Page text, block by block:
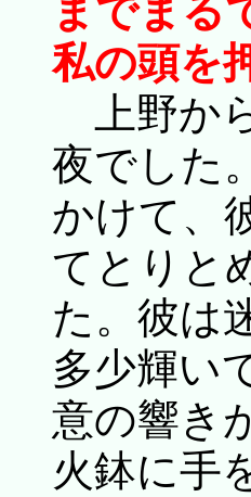
までまる
私の頭を
上野か
夜でした
かけて、
てとりと
た。彼は
多少輝い
意の響き
火鉢に手